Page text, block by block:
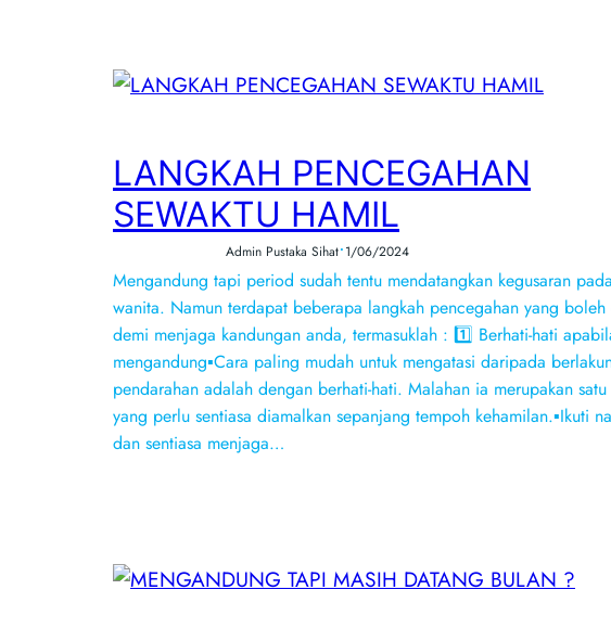
LANGKAH PENCEGAHAN
SEWAKTU HAMIL
Admin Pustaka Sihat•1/06/2024
Mengandung tapi period sudah tentu mendatangkan kegusaran
wanita. Namun terdapat beberapa langkah pencegahan yang boleh
demi menjaga kandungan anda, termasuklah : 1️⃣ Berhati-hati
mengandung▪️Cara paling mudah untuk mengatasi daripada
pendarahan adalah dengan berhati-hati. Malahan ia merupakan
yang perlu sentiasa diamalkan sepanjang tempoh kehamilan.▪️Ikuti
dan sentiasa menjaga…